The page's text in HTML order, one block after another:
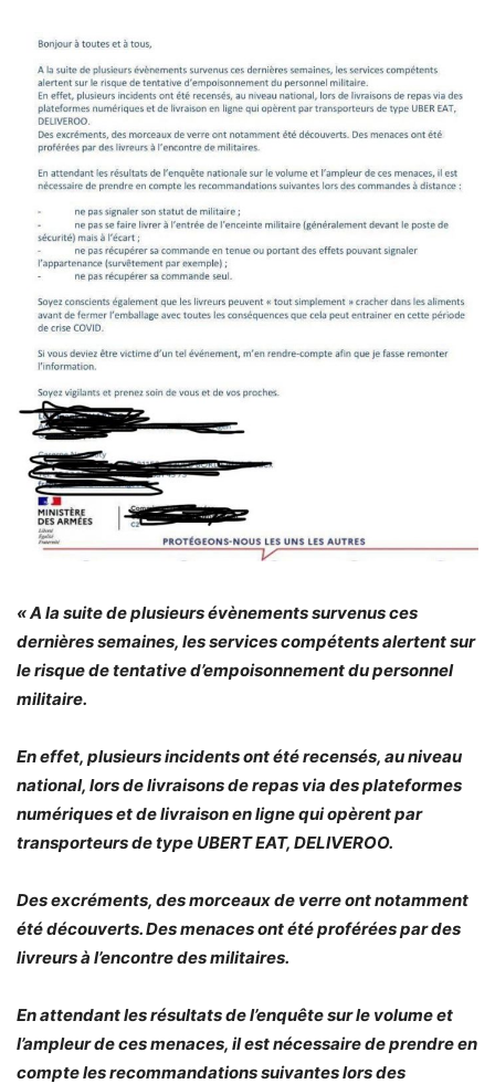
« A la suite de plusieurs évènements survenus ces
dernières semaines, les services compétentsalertent sur
le risque de tentative d’empoisonnement du personnel
militaire.
En effet, plusieurs incidents ont été recensés, au niveau
national, lors de livraisons de repas via des plateformes
numériques et de livraison en ligne qui opèrent par
transporteurs de type UBERT EAT, DELIVEROO.
Des excréments, des morceaux de verre ont notamment
été découverts. Des menaces ont été proférées par des
livreurs à l’encontre des militaires.
En attendant les résultats de l’enquête sur le volume et
l’ampleur de ces menaces, il est nécessaire de prendre en
compte les recommandations suivantes lors des